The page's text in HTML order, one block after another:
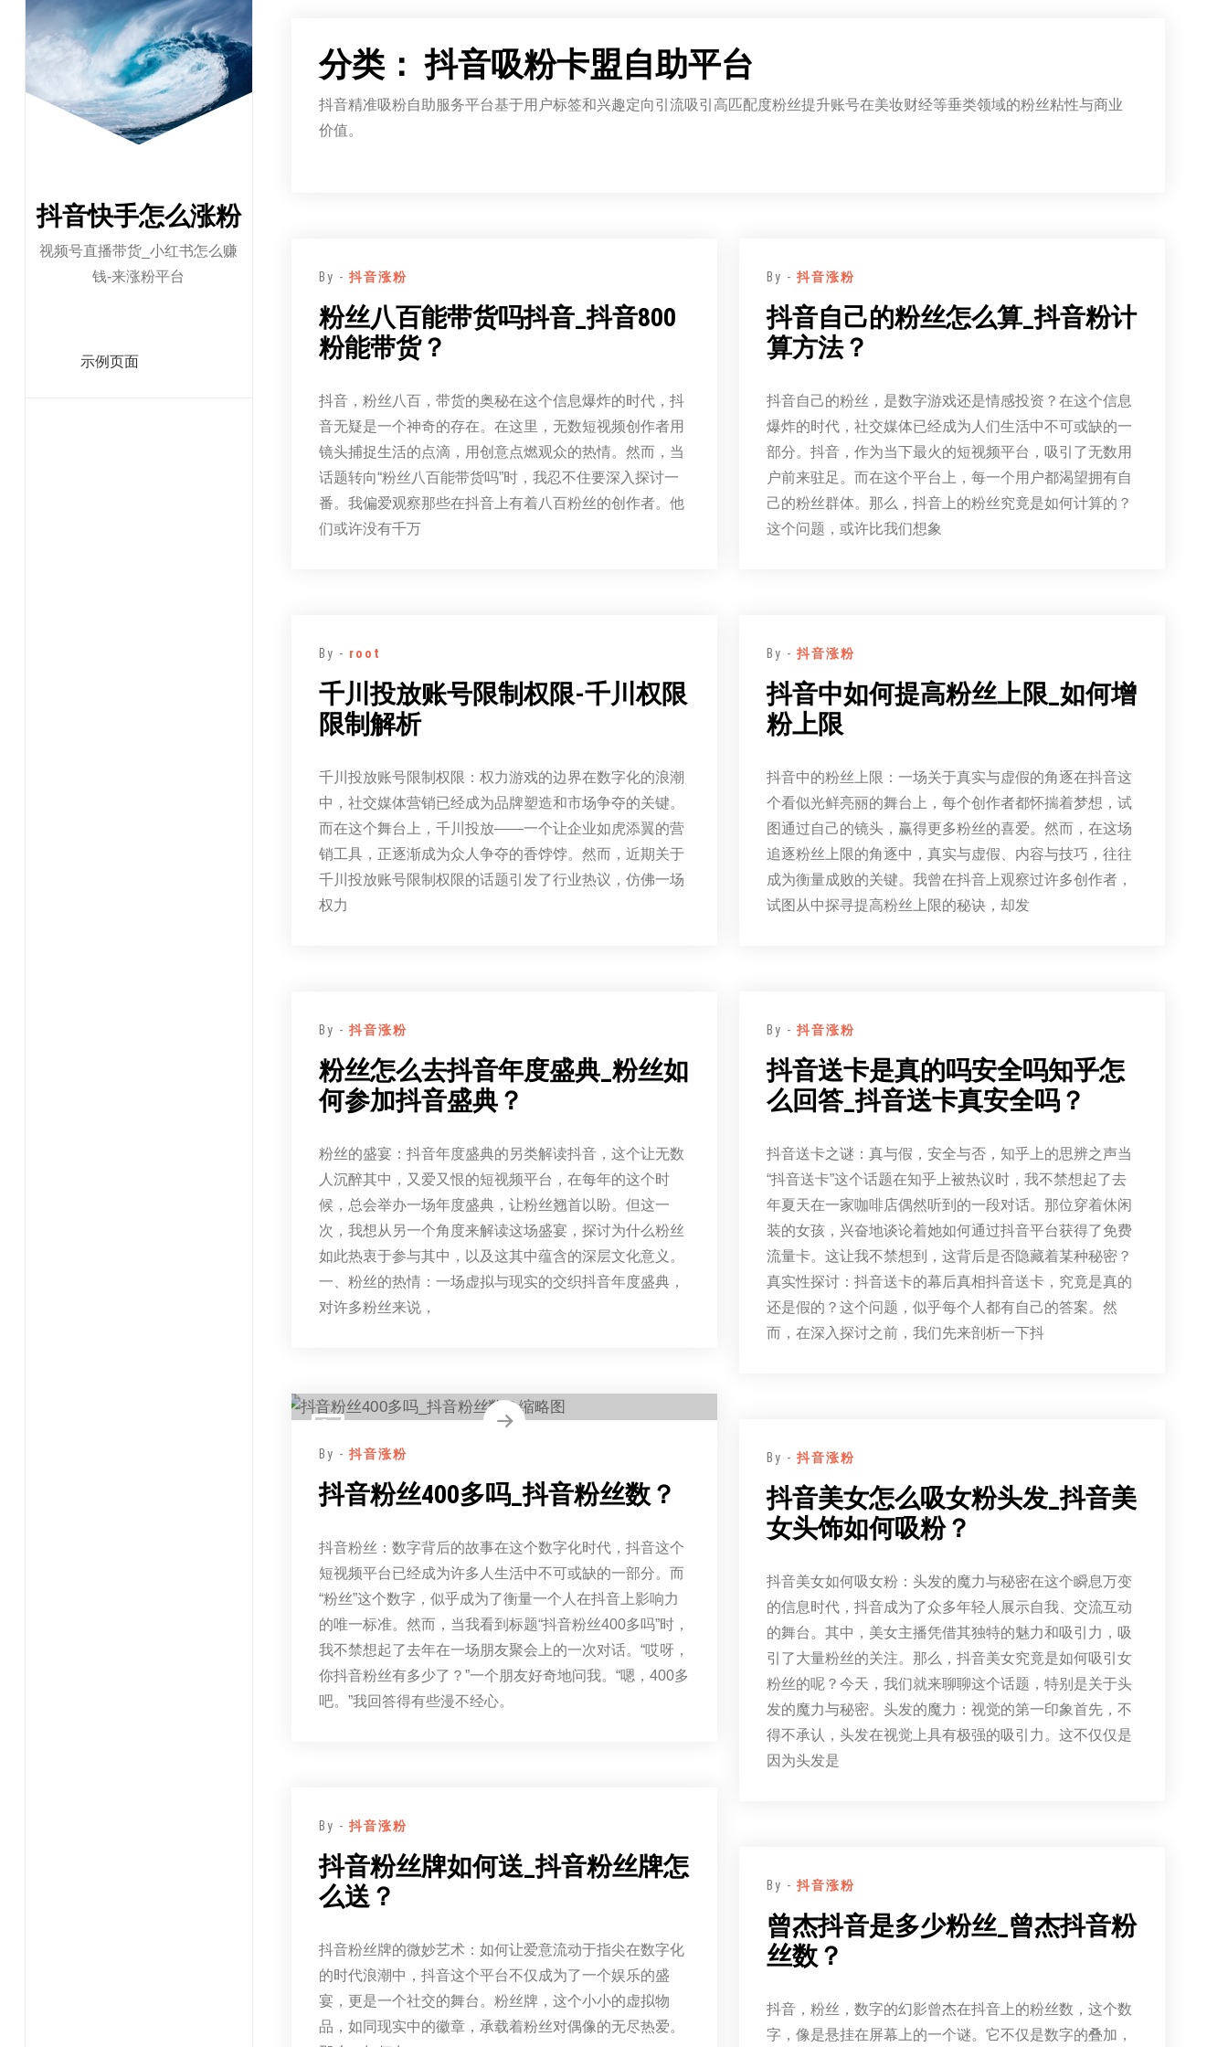
抖音快手怎么涨粉
视频号直播带货_小红书怎么赚
钱-来涨粉平台
示例页面
分类：抖音吸粉卡盟自助平台
抖音精准吸粉自助服务平台基于用户标签和兴趣定向引流吸引高匹配度粉丝提升账号在美妆财经等垂类领域的粉丝粘性与商业
价值。
By -抖音涨粉
粉丝八百能带货吗抖音_抖音800
粉能带货？
抖音，粉丝八百，带货的奥秘在这个信息爆炸的时代，抖
音无疑是一个神奇的存在。在这里，无数短视频创作者用
镜头捕捉生活的点滴，用创意点燃观众的热情。然而，当
话题转向“粉丝八百能带货吗”时，我忍不住要深入探讨一
番。我偏爱观察那些在抖音上有着八百粉丝的创作者。他
们或许没有千万
By - 抖音涨粉
抖音自己的粉丝怎么算_抖音粉计
算方法？
抖音自己的粉丝，是数字游戏还是情感投资？在这个信息
爆炸的时代，社交媒体已经成为人们生活中不可或缺的一
部分。抖音，作为当下最火的短视频平台，吸引了无数用
户前来驻足。而在这个平台上，每一个用户都渴望拥有自
己的粉丝群体。那么，抖音上的粉丝究竟是如何计算的？
这个问题，或许比我们想象
By - root
千川投放账号限制权限-千川权限
限制解析
千川投放账号限制权限：权力游戏的边界在数字化的浪潮
中，社交媒体营销已经成为品牌塑造和市场争夺的关键。
而在这个舞台上，千川投放——一个让企业如虎添翼的营
销工具，正逐渐成为众人争夺的香饽饽。然而，近期关于
千川投放账号限制权限的话题引发了行业热议，仿佛一场
权力
By - 抖音涨粉
抖音中如何提高粉丝上限_如何增
粉上限
抖音中的粉丝上限：一场关于真实与虚假的角逐在抖音这
个看似光鲜亮丽的舞台上，每个创作者都怀揣着梦想，试
图通过自己的镜头，赢得更多粉丝的喜爱。然而，在这场
追逐粉丝上限的角逐中，真实与虚假、内容与技巧，往往
成为衡量成败的关键。我曾在抖音上观察过许多创作者，
试图从中探寻提高粉丝上限的秘诀，却发
By -抖音涨粉
粉丝怎么去抖音年度盛典_粉丝如
何参加抖音盛典？
粉丝的盛宴：抖音年度盛典的另类解读抖音，这个让无数
人沉醉其中，又爱又恨的短视频平台，在每年的这个时
候，总会举办一场年度盛典，让粉丝翘首以盼。但这一
次，我想从另一个角度来解读这场盛宴，探讨为什么粉丝
如此热衷于参与其中，以及这其中蕴含的深层文化意义。
一、粉丝的热情：一场虚拟与现实的交织抖音年度盛典，
对许多粉丝来说，
By - 抖音涨粉
抖音送卡是真的吗安全吗知乎怎
么回答_抖音送卡真安全吗？
抖音送卡之谜：真与假，安全与否，知乎上的思辨之声当
“抖音送卡”这个话题在知乎上被热议时，我不禁想起了去
年夏天在一家咖啡店偶然听到的一段对话。那位穿着休闲
装的女孩，兴奋地谈论着她如何通过抖音平台获得了免费
流量卡。这让我不禁想到，这背后是否隐藏着某种秘密？
真实性探讨：抖音送卡的幕后真相抖音送卡，究竟是真的
还是假的？这个问题，似乎每个人都有自己的答案。然
而，在深入探讨之前，我们先来剖析一下抖
By -抖音涨粉
抖音粉丝400多吗_抖音粉丝数？
抖音粉丝：数字背后的故事在这个数字化时代，抖音这个
短视频平台已经成为许多人生活中不可或缺的一部分。而
“粉丝”这个数字，似乎成为了衡量一个人在抖音上影响力
的唯一标准。然而，当我看到标题“抖音粉丝400多吗”时，
我不禁想起了去年在一场朋友聚会上的一次对话。“哎呀，
你抖音粉丝有多少了？”一个朋友好奇地问我。“嗯，400多
吧。”我回答得有些漫不经心。
By - 抖音涨粉
抖音美女怎么吸女粉头发_抖音美
女头饰如何吸粉？
抖音美女如何吸女粉：头发的魔力与秘密在这个瞬息万变
的信息时代，抖音成为了众多年轻人展示自我、交流互动
的舞台。其中，美女主播凭借其独特的魅力和吸引力，吸
引了大量粉丝的关注。那么，抖音美女究竟是如何吸引女
粉丝的呢？今天，我们就来聊聊这个话题，特别是关于头
发的魔力与秘密。头发的魔力：视觉的第一印象首先，不
得不承认，头发在视觉上具有极强的吸引力。这不仅仅是
因为头发是
By -抖音涨粉
抖音粉丝牌如何送_抖音粉丝牌怎
么送？
抖音粉丝牌的微妙艺术：如何让爱意流动于指尖在数字化
的时代浪潮中，抖音这个平台不仅成为了一个娱乐的盛
宴，更是一个社交的舞台。粉丝牌，这个小小的虚拟物
品，如同现实中的徽章，承载着粉丝对偶像的无尽热爱。
By - 抖音涨粉
曾杰抖音是多少粉丝_曾杰抖音粉
丝数？
抖音，粉丝，数字的幻影曾杰在抖音上的粉丝数，这个数
字，像是悬挂在屏幕上的一个谜。它不仅是数字的叠加，